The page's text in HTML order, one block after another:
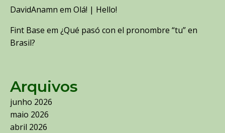
DavidAnamn em Olá! | Hello!
Fint Base em ¿Qué pasó con el pronombre “tu” en
Brasil?
Arquivos
junho 2026
maio 2026
abril 2026